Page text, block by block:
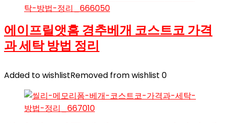
에이프릴앳홈 경추베개 코스트코 가격
과 세탁 방법 정리
Added to wishlistRemoved from wishlist 0